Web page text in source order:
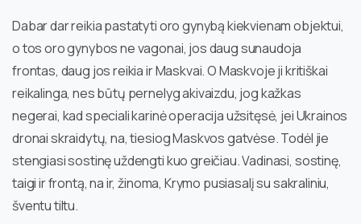
Dabar dar reikia pastatyti oro gynybą kiekvienam objektui,
o tos oro gynybos ne vagonai, jos daug sunaudoja
frontas, daug jos reikia ir Maskvai. O Maskvoje ji kritiškai
reikalinga, nes būtų pernelyg akivaizdu, jog kažkas
negerai, kad speciali karinė operacija užsitęsė, jei Ukrainos
dronai skraidytų, na, tiesiog Maskvos gatvėse. Todėl jie
stengiasi sostinę uždengti kuo greičiau. Vadinasi, sostinę,
taigi ir frontą, na ir, žinoma, Krymo pusiasalį su sakraliniu,
šventu tiltu.